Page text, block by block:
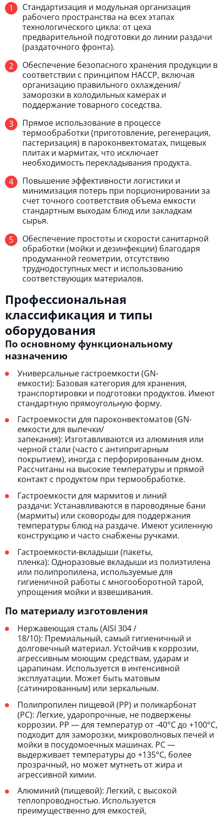
Стандартизация и модульная организация
рабочего пространства на всех этапах
технологического цикла: от цеха
предварительной подготовки до линии раздачи
(раздаточного фронта).
Обеспечение безопасного хранения продукции в
соответствии с принципом HACCP, включая
организацию правильного охлаждения/
заморозки в холодильных камерах и
поддержание товарного соседства.
Прямое использование в процессе
термообработки (приготовление, регенерация,
пастеризация) в пароконвектоматах, пищевых
плитах и мармитах, что исключает
необходимость перекладывания продукта.
Повышение эффективности логистики и
минимизация потерь при порционировании за
счет точного соответствия объема емкости
стандартным выходам блюд или закладкам
сырья.
Обеспечение простоты и скорости санитарной
обработки (мойки и дезинфекции) благодаря
продуманной геометрии, отсутствию
труднодоступных мест и использованию
соответствующих материалов.
Профессиональная
классификация и типы
оборудования
По основному функциональному
назначению
Универсальные гастроемкости (GN-
емкости): Базовая категория для хранения,
транспортировки и подготовки продуктов. Имеют
стандартную прямоугольную форму.
Гастроемкости для пароконвектоматов (GN-
емкости для выпечки/
запекания): Изготавливаются из алюминия или
черной стали (часто с антипригарным
покрытием), иногда с перфорированным дном.
Рассчитаны на высокие температуры и прямой
контакт с продуктом при термообработке.
Гастроемкости для мармитов и линий
раздачи: Устанавливаются в пароводяные бани
(мармиты) или сковороды для поддержания
температуры блюд на раздаче. Имеют усиленную
конструкцию и часто снабжены ручками.
Гастроемкости-вкладыши (пакеты,
пленка): Одноразовые вкладыши из полиэтилена
или полипропилена, используемые для
гигиеничной работы с многооборотной тарой,
упрощения мойки и взвешивания.
По материалу изготовления
Нержавеющая сталь (AISI 304 /
18/10): Премиальный, самый гигиеничный и
долговечный материал. Устойчив к коррозии,
агрессивным моющим средствам, ударам и
царапинам. Используется в интенсивной
эксплуатации. Может быть матовым
(сатинированным) или зеркальным.
Полипропилен пищевой (PP) и поликарбонат
(PC): Легкие, ударопрочные, не подвержены
коррозии. PP — для температур от -40°C до +100°C,
подходит для заморозки, микроволновых печей и
мойки в посудомоечных машинах. PC —
выдерживает температуры до +135°C, более
прозрачный, но может мутнеть от жира и
агрессивной химии.
Алюминий (пищевой): Легкий, с высокой
теплопроводностью. Используется
преимущественно для емкостей,